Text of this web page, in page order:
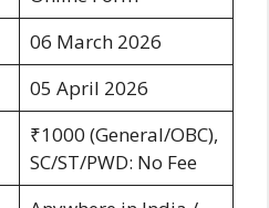
06 March 2026
05 April 2026
₹1000 (General/OBC),
SC/ST/PWD: No Fee